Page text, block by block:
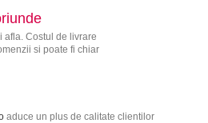
afla. Costul de livrare
si poate fi chiar
aduce un plus de calitate clientilor